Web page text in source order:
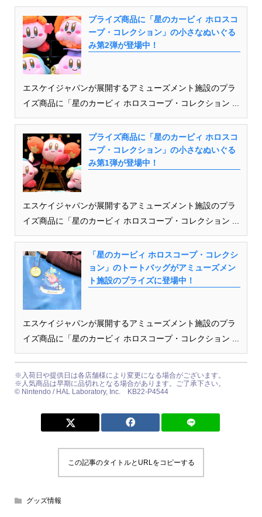
プライズ商品に「星のカービィ ホロスコ
ープ・コレクション」の小さなぬいぐる
み第2弾が登場中！
エスケイジャパンが展開するアミューズメント施設のプラ
イズ商品に「星のカービィ ホロスコープ・コレクション ...
プライズ商品に「星のカービィ ホロスコ
ープ・コレクション」の小さなぬいぐる
み第1弾が登場中！
エスケイジャパンが展開するアミューズメント施設のプラ
イズ商品に「星のカービィ ホロスコープ・コレクション ...
「星のカービィ ホロスコープ・コレクシ
ョン」のトートバッグがアミューズメン
ト施設のプライズに登場中！
エスケイジャパンが展開するアミューズメント施設のプラ
イズ商品に「星のカービィ ホロスコープ・コレクション ...
※入荷日や提供日は各店舗様により変更になる場合がございます。
※人気商品は早期に品切れとなる場合があります。ご了承下さい。
© Nintendo / HAL Laboratory, Inc. KB22-P4544
この記事のタイトルとURLをコピーする
グッズ情報